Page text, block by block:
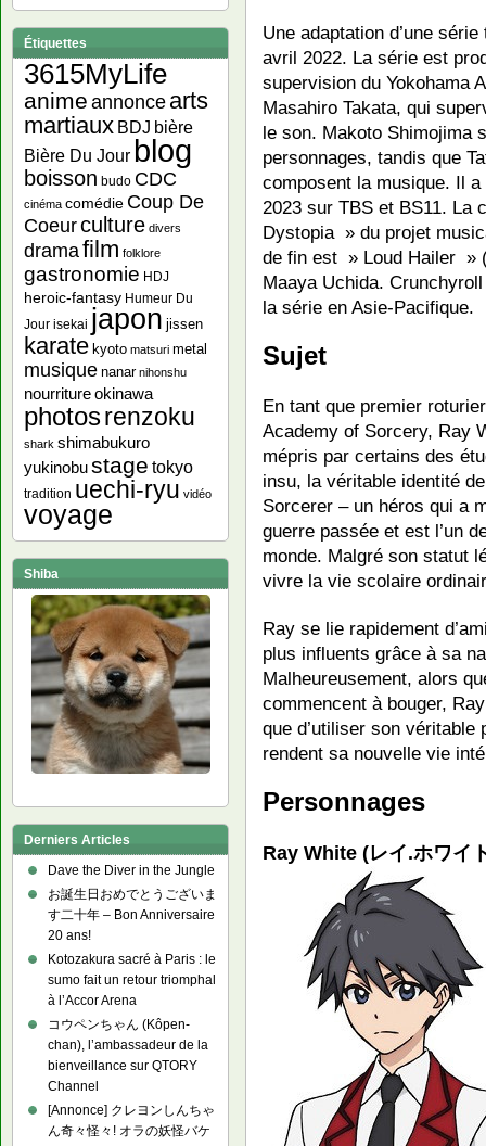
Une adaptation d’une
avril 2022. La série est
supervision du Yokohama
Masahiro Takata, qui
le son. Makoto Shimojima
personnages, tandis que
composent la musique. Il
2023 sur TBS et BS11. La
Dystopia » du projet
de fin est » Loud Hailer »
Maaya Uchida.
la série en Asie-Pacifique.
Sujet
En tant que premier
Academy of Sorcery, Ray
mépris par certains des
insu, la véritable identité
Sorcerer – un héros qui a
guerre passée et est l’un
monde. Malgré son statut
vivre la vie scolaire
Ray se lie rapidement
plus influents grâce à sa
Malheureusement, alors
commencent à bouger,
que d’utiliser son
rendent sa nouvelle vie
Personnages
Ray White (レイ.ホワイ
articles
Étiquettes
3615MyLife
anime annonce arts
martiaux BDJ bière
Bière Du Jour blog
boisson budo CDC
cinéma comédie Coup De
Coeurculture divers
dramafilm folklore
gastronomie HDJ
heroic-fantasy Humeur Du
Jour isekai japon jissen
karate kyoto matsuri metal
musique nanar nihonshu
nourritureokinawa
photosrenzoku
shark shimabukuro
yukinobustage tokyo
tradition uechi-ryu vidéo
voyage
Shiba
Derniers Articles
Dave the Diver in the Jungle
お誕生日おめでとうございま
す二十年 – Bon Anniversaire
20 ans!
Kotozakura sacré à Paris : le
sumo fait un retour triomphal
à l’Accor Arena
コウペンちゃん (Kôpen-
chan), l’ambassadeur de la
bienveillance sur QTORY
Channel
[Annonce] クレヨンしんちゃ
ん奇々怪々! オラの妖怪バケ